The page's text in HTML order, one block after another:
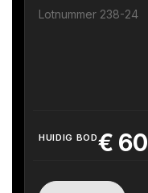
Lotnummer 238-24
HUIDIG BOD€ 60